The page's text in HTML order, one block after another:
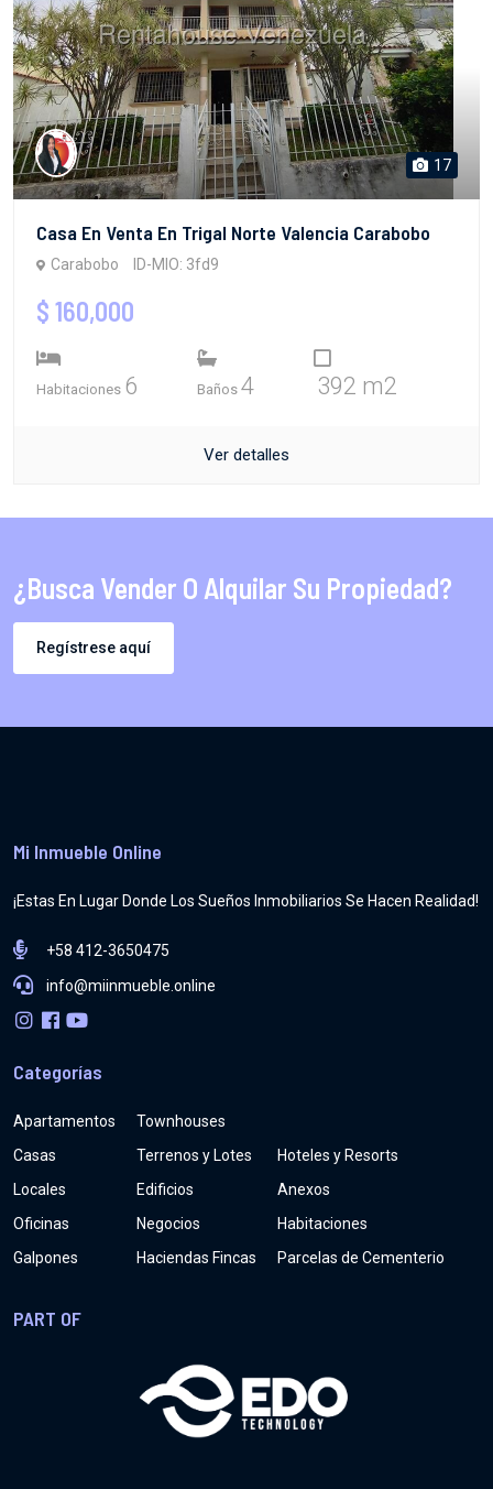
17
Casa En Venta En Trigal Norte Valencia Carabobo
Carabobo ID-MIO: 3fd9
$ 160,000
Habitaciones 6 Baños 4 392 m2
Ver detalles
¿Busca Vender O Alquilar Su Propiedad?
Regístrese aquí
Mi Inmueble Online
¡Estas En Lugar Donde Los Sueños Inmobiliarios Se Hacen Realidad!
+58 412-3650475
info@miinmueble.online
Categorías
Apartamentos
Casas
Locales
Oficinas
Galpones
Townhouses
Terrenos y Lotes
Edificios
Negocios
Haciendas Fincas
Hoteles y Resorts
Anexos
Habitaciones
Parcelas de Cementerio
PART OF